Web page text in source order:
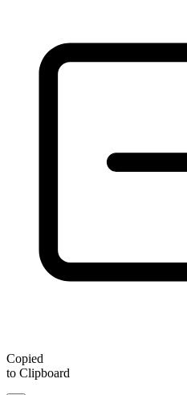
Copied
to Clipboard